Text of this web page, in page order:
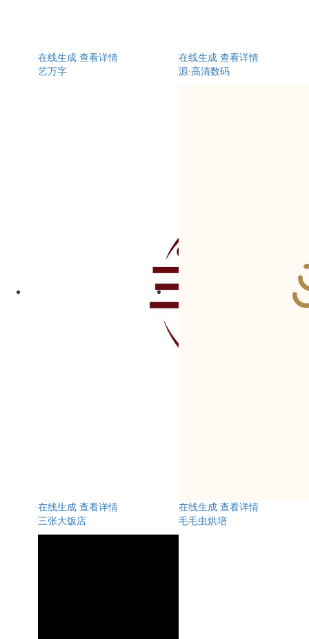
在线生成 查看详情
艺万字
在线生成 查看详情
源·高清数码
在线生成 查看详情
三张大饭店
在线生成 查看详情
毛毛虫烘培